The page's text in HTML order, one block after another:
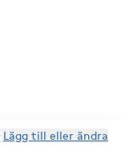
Lägg till eller ändra